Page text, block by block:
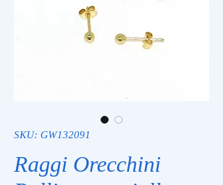
SKU: GW132091
Raggi Orecchini